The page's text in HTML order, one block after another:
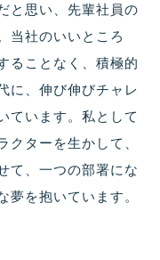
と思い、先輩社員の
当社のいいところ
ることなく、積極的
に、伸び伸びチャレ
ています。私として
クターを生かして、
て、一つの部署にな
を抱いています。